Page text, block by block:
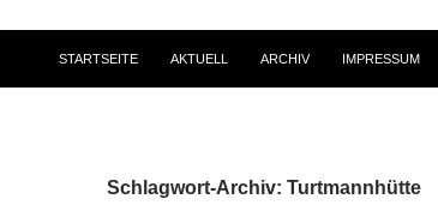
STARTSEITE AKTUELL ARCHIV IMPRESSUM
Schlagwort-Archiv: Turtmannhütte